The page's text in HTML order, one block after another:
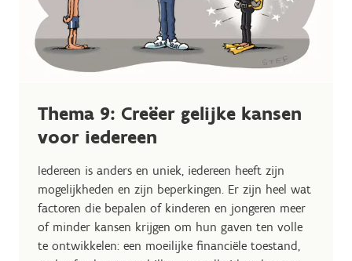
Thema 9: Creëer gelijke kansen
voor iedereen
Iedereen is anders en uniek, iedereen heeft zijn
mogelijkheden en zijn beperkingen. Er zijn heel wat
factoren die bepalen of kinderen en jongeren meer
of minder kansen krijgen om hun gaven ten volle
te ontwikkelen: een moeilijke financiële toestand,